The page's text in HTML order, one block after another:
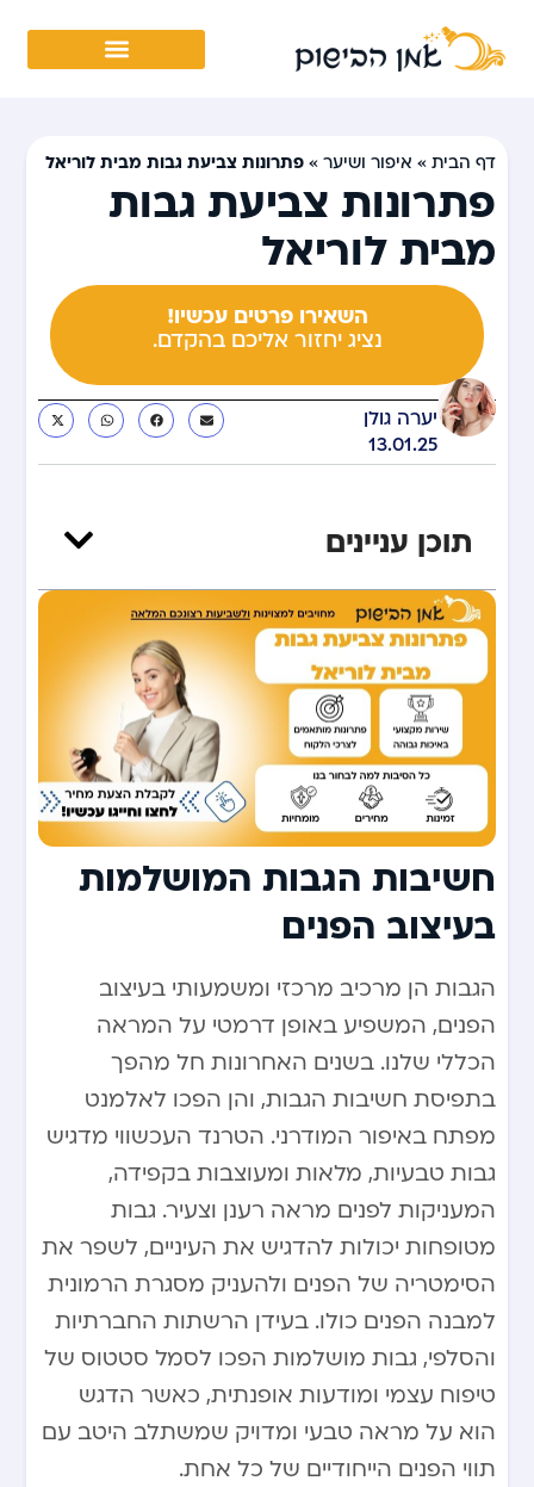
דף הבית » איפור ושיער »פתרונות צביעת גבות מבית לוריאל
פתרונות צביעת גבות
מבית לוריאל
השאירו פרטים עכשיו!
נציג יחזור אליכם בהקדם.
יערה גולן
13.01.25
תוכן עניינים
חשיבות הגבות המושלמות
בעיצוב הפנים
הגבות הן מרכיב מרכזי ומשמעותי בעיצוב
הפנים, המשפיע באופן דרמטי על המראה
הכללי שלנו. בשנים האחרונות חל מהפך
בתפיסת חשיבות הגבות, והן הפכו לאלמנט
מפתח באיפור המודרני. הטרנד העכשווי מדגיש
גבות טבעיות, מלאות ומעוצבות בקפידה,
המעניקות לפנים מראה רענן וצעיר. גבות
מטופחות יכולות להדגיש את העיניים, לשפר את
הסימטריה של הפנים ולהעניק מסגרת הרמונית
למבנה הפנים כולו. בעידן הרשתות החברתיות
והסלפי, גבות מושלמות הפכו לסמל סטטוס של
טיפוח עצמי ומודעות אופנתית, כאשר הדגש
הוא על מראה טבעי ומדויק שמשתלב היטב עם
תווי הפנים הייחודיים של כל אחת.